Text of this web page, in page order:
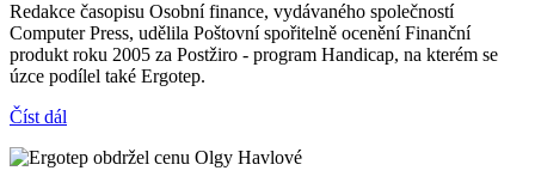
Redakce časopisu Osobní finance, vydávaného společností
Computer Press, udělila Poštovní spořitelně ocenění Finanční
produkt roku 2005 za Postžiro - program Handicap, na kterém se
úzce podílel také Ergotep.
Číst dál